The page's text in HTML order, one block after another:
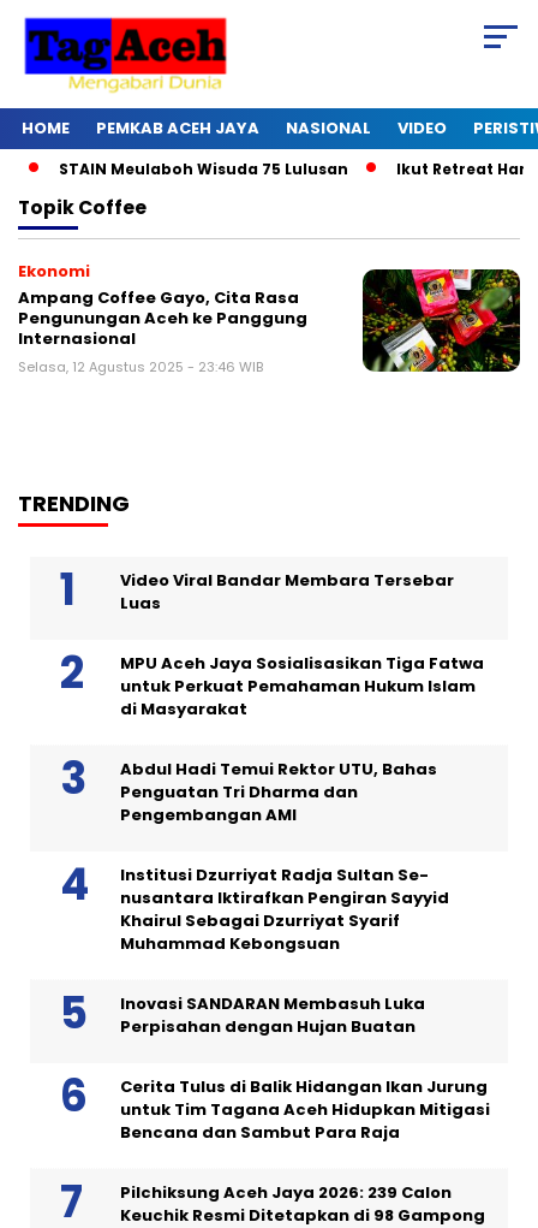
HOME PEMKAB ACEH JAYA NASIONAL VIDEO
STAIN Meulaboh Wisuda 75 Lulusan Ikut Retreat Hari
TopikCoffee
Ekonomi
Ampang Coffee Gayo, Cita Rasa
Pengunungan Aceh ke Panggung
Internasional
Selasa, 12 Agustus 2025 - 23:46 WIB
TRENDING
Video Viral Bandar Membara Tersebar
Luas
MPU Aceh Jaya Sosialisasikan Tiga Fatwa
untuk Perkuat Pemahaman Hukum Islam
di Masyarakat
Abdul Hadi Temui Rektor UTU, Bahas
Penguatan Tri Dharma dan
Pengembangan AMI
Institusi Dzurriyat Radja Sultan Se-
nusantara Iktirafkan Pengiran Sayyid
Khairul Sebagai Dzurriyat Syarif
Muhammad Kebongsuan
Inovasi SANDARAN Membasuh Luka
Perpisahan dengan Hujan Buatan
Cerita Tulus di Balik Hidangan Ikan Jurung
untuk Tim Tagana Aceh Hidupkan Mitigasi
Bencana dan Sambut Para Raja
Pilchiksung Aceh Jaya 2026: 239 Calon
Keuchik Resmi Ditetapkan di 98 Gampong